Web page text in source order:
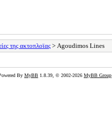
της ακτοπλοϊας > Agoudimos Lines
By MyBB 1.8.39, © 2002-2026 MyBB Group